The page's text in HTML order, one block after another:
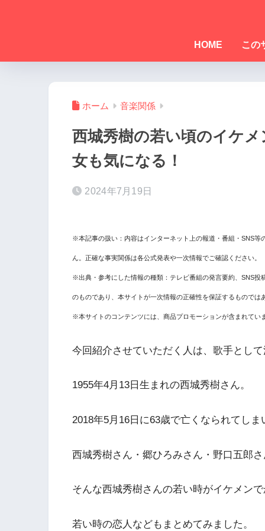
HOME この
ホーム 音楽関係
西城秀樹の若い頃のイケ
女も気になる！
2024年7月19日
※本記事の扱い：内容はインターネット上の報道・番組・SNS
ん。正確な事実関係は各公式発表や一次情報でご確認ください。
※出典・参考にした情報の種類：テレビ番組の発言要約、SNS
のものであり、本サイトが一次情報の正確性を保証するものでは
※本サイトのコンテンツには、商品プロモーションが含まれてい
今回紹介させていただく人は、歌手とし
1955年4月13日生まれの西城秀樹さん。
2018年5月16日に63歳で亡くなられてしま
西城秀樹さん・郷ひろみさん・野口五郎
そんな西城秀樹さんの若い時がイケメン
若い時の恋人などもまとめてみました。